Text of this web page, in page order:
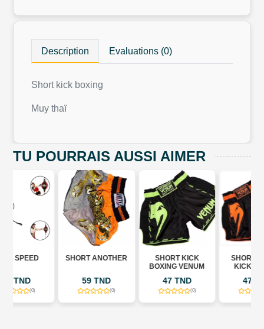
Description Evaluations (0)
Short kick boxing
Muy thaï
TU POURRAIS AUSSI AIMER
SHORT ANOTHER
SHORT KICK
BOXING VENUM
SHORT VENUM
KICK BOXING